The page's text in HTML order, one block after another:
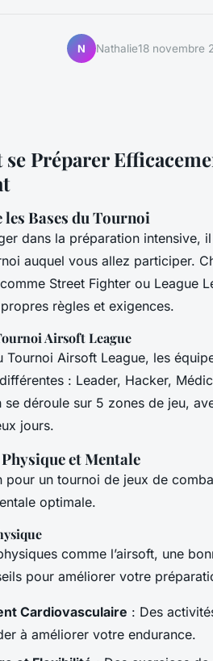
N Nathalie18 novembre
Préparer
Bases du Tournoi
dans la préparation intensive,
auquel vous allez participer.
Street Fighter ou League
propres règles et exigences.
Airsoft League
Tournoi Airsoft League, les
: Leader, Hacker,
se déroule sur 5 zones de jeu,
jours.
et Mentale
pour un tournoi de jeux de
optimale.
comme l’airsoft, une
pour améliorer votre
Cardiovasculaire : Des
à améliorer votre endurance.